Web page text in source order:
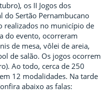
os II Jogos dos
do Sertão Pernambucano
realizados no município de
do evento, ocorreram
de mesa, vôlei de areia,
de salão. Os jogos ocorrem
Ao todo, cerca de 250
12 modalidades. Na tarde
abaixo as falas: